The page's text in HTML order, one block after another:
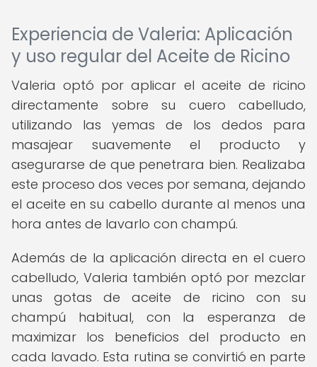
Experiencia de Valeria: Aplicación
y uso regular del Aceite de Ricino
Valeria optó por aplicar el aceite de ricino
directamente sobre su cuero cabelludo,
utilizando las yemas de los dedos para
masajear suavemente el producto y
asegurarse de que penetrara bien. Realizaba
este proceso dos veces por semana, dejando
el aceite en su cabello durante al menos una
hora antes de lavarlo con champú.
Además de la aplicación directa en el cuero
cabelludo, Valeria también optó por mezclar
unas gotas de aceite de ricino con su
champú habitual, con la esperanza de
maximizar los beneficios del producto en
cada lavado. Esta rutina se convirtió en parte